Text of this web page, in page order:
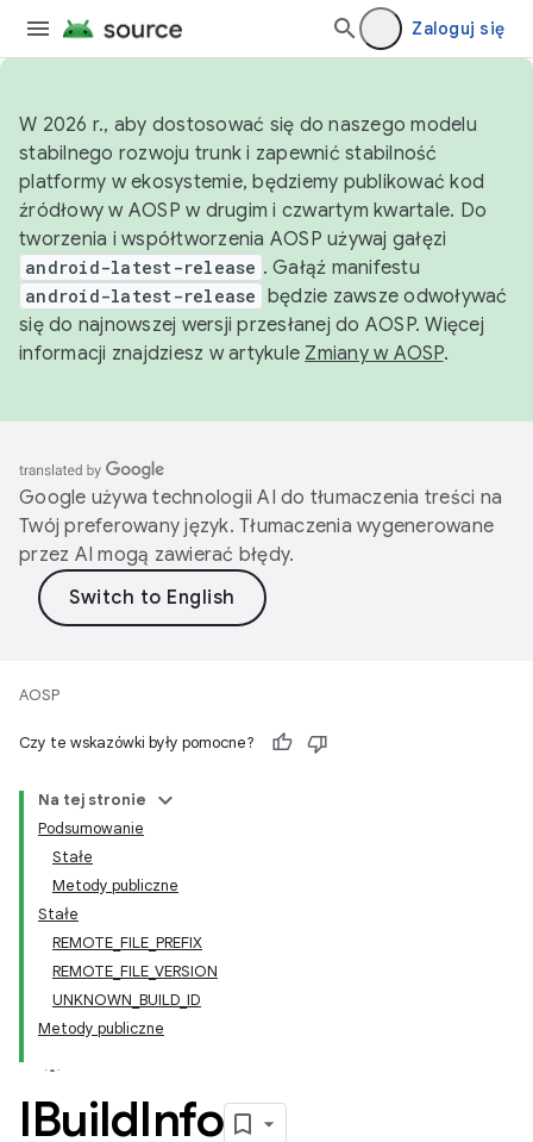
Zaloguj się
W 2026 r., aby dostosować się do naszego modelu
stabilnego rozwoju trunk i zapewnić stabilność
platformy w ekosystemie, będziemy publikować kod
źródłowy w AOSP w drugim i czwartym kwartale. Do
tworzenia i współtworzenia AOSP używaj gałęzi
android-latest-release . Gałąź manifestu
android-latest-release będzie zawsze odwoływać
się do najnowszej wersji przesłanej do AOSP. Więcej
informacji znajdziesz w artykule Zmiany w AOSP.
Google używa technologii AI do tłumaczenia treści na
Twój preferowany język. Tłumaczenia wygenerowane
przez AI mogą zawierać błędy.
AOSP
Czy te wskazówki były pomocne?
Na tej stronie
Podsumowanie
Stałe
Metody publiczne
Stałe
REMOTE_FILE_PREFIX
REMOTE_FILE_VERSION
UNKNOWN_BUILD_ID
Metody publiczne
IBuildInfo